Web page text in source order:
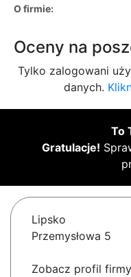
O firmie:
Oceny na
Tylko zalogowani
danych.
To
Gratulacje!
Lipsko
Przemysłowa 5
Zobacz profil